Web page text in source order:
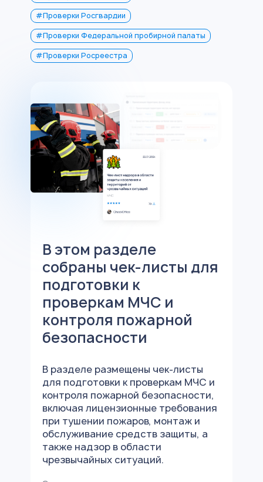
#Проверки Росгвардии
#Проверки Федеральной пробирной палаты
#Проверки Росреестра
В этом разделе
собраны чек-листы для
подготовки к
проверкам МЧС и
контроля пожарной
безопасности
В разделе размещены чек-листы
для подготовки к проверкам МЧС и
контроля пожарной безопасности,
включая лицензионные требования
при тушении пожаров, монтаж и
обслуживание средств защиты, а
также надзор в области
чрезвычайных ситуаций.